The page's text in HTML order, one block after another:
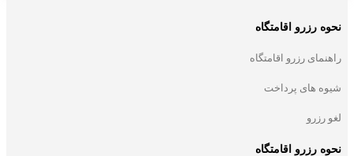
نحوه رزرو اقامتگاه
راهنمای رزرو اقامتگاه
شیوه های پرداخت
لغو رزرو
نحوه رزرو اقامتگاه